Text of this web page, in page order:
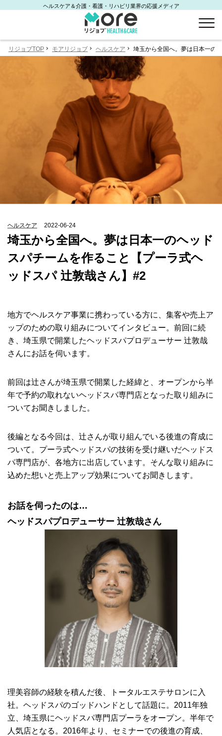
ヘルスケア＆介護・看護・リハビリ業界の応援メディア
リジョブTOP モアリジョブ ヘルスケア 埼玉から全国へ。夢は日本一の
ヘルスケア 2022-06-24
埼玉から全国へ。夢は日本一のヘッド
スパチームを作ること【プーラ式ヘ
ッドスパ 辻敦哉さん】#2
地方でヘルスケア事業に携わっている方に、集客や売上ア
ップのための取り組みについてインタビュー。前回に続
き、埼玉県で開業したヘッドスパプロデューサー 辻敦哉
さんにお話を伺います。
前回は辻さんが埼玉県で開業した経緯と、オープンから半
年で予約の取れないヘッドスパ専門店となった取り組みに
ついてお聞きしました。
後編となる今回は、辻さんが取り組んでいる後進の育成に
ついて。プーラ式ヘッドスパの技術を受け継いだヘッドス
パ専門店が、各地方に出店しています。そんな取り組みに
込めた想いと売上アップ効果についてお聞きします。
お話を伺ったのは…
ヘッドスパプロデューサー 辻敦哉さん
理美容師の経験を積んだ後、トータルエステサロンに入
社。ヘッドスパのゴッドハンドとして話題に。2011年独
立、埼玉県にヘッドスパ専門店プーラをオープン。半年で
人気店となる。2016年より、セミナーでの後進の育成、